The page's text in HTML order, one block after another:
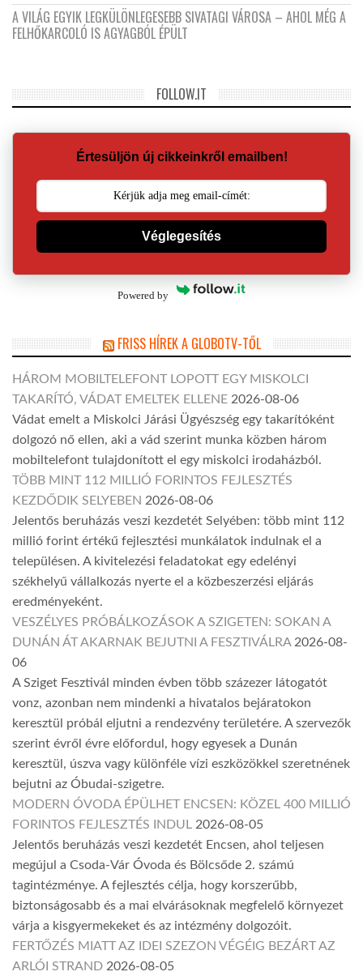
A VILÁG EGYIK LEGKÜLÖNLEGESEBB SIVATAGI VÁROSA – AHOL MÉG A
FELHŐKARCOLÓ IS AGYAGBÓL ÉPÜLT
FOLLOW.IT
Értesüljön új cikkeinkről emailben!
Véglegesítés
Powered by
FRISS HÍREK A GLOBOTV-TŐL
HÁROM MOBILTELEFONT LOPOTT EGY MISKOLCI
TAKARÍTÓ, VÁDAT EMELTEK ELLENE 2026-08-06
Vádat emelt a Miskolci Járási Ügyészség egy takarítóként
dolgozó nő ellen, aki a vád szerint munka közben három
mobiltelefont tulajdonított el egy miskolci irodaházból.
TÖBB MINT 112 MILLIÓ FORINTOS FEJLESZTÉS
KEZDŐDIK SELYEBEN 2026-08-06
Jelentős beruházás veszi kezdetét Selyében: több mint 112
millió forint értékű fejlesztési munkálatok indulnak el a
településen. A kivitelezési feladatokat egy edelényi
székhelyű vállalkozás nyerte el a közbeszerzési eljárás
eredményeként.
VESZÉLYES PRÓBÁLKOZÁSOK A SZIGETEN: SOKAN A
DUNÁN ÁT AKARNAK BEJUTNI A FESZTIVÁLRA 2026-08-
06
A Sziget Fesztivál minden évben több százezer látogatót
vonz, azonban nem mindenki a hivatalos bejáratokon
keresztül próbál eljutni a rendezvény területére. A szervezők
szerint évről évre előfordul, hogy egyesek a Dunán
keresztül, úszva vagy különféle vízi eszközökkel szeretnének
bejutni az Óbudai-szigetre.
MODERN ÓVODA ÉPÜLHET ENCSEN: KÖZEL 400 MILLIÓ
FORINTOS FEJLESZTÉS INDUL 2026-08-05
Jelentős beruházás veszi kezdetét Encsen, ahol teljesen
megújul a Csoda-Vár Óvoda és Bölcsőde 2. számú
tagintézménye. A fejlesztés célja, hogy korszerűbb,
biztonságosabb és a mai elvárásoknak megfelelő környezet
várja a kisgyermekeket és az intézmény dolgozóit.
FERTŐZÉS MIATT AZ IDEI SZEZON VÉGÉIG BEZÁRT AZ
ARLÓI STRAND 2026-08-05